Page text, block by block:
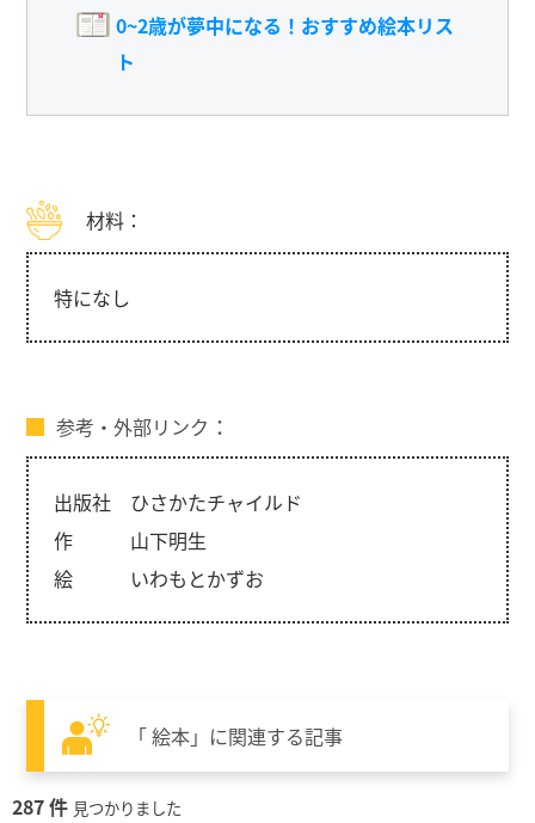
0~2歳が夢中になる！おすすめ絵本リス
ト
材料：
特になし
参考・外部リンク
出版社 ひさかたチャイルド
作 山下明生
絵 いわもとかずお
「 絵本」に関連する記事
287 件 見つかりました